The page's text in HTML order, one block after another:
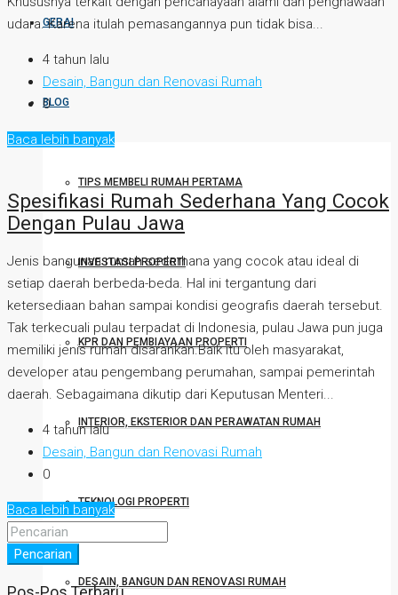
GERAI
BLOG
TIPS MEMBELI RUMAH PERTAMA
INVESTASI PROPERTI
KPR DAN PEMBIAYAAN PROPERTI
INTERIOR, EKSTERIOR DAN PERAWATAN RUMAH
TEKNOLOGI PROPERTI
DESAIN, BANGUN DAN RENOVASI RUMAH
udara. Karena itulah pemasangannya pun tidak bisa...
4 tahun lalu
Desain, Bangun dan Renovasi Rumah
0
Baca lebih banyak
Spesifikasi Rumah Sederhana Yang Cocok
Dengan Pulau Jawa
Jenis bangunan rumah sederhana yang cocok atau ideal di
setiap daerah berbeda-beda. Hal ini tergantung dari
ketersediaan bahan sampai kondisi geografis daerah tersebut.
Tak terkecuali pulau terpadat di Indonesia, pulau Jawa pun juga
memiliki jenis rumah disarankan.Baik itu oleh masyarakat,
developer atau pengembang perumahan, sampai pemerintah
daerah. Sebagaimana dikutip dari Keputusan Menteri...
4 tahun lalu
Desain, Bangun dan Renovasi Rumah
0
Baca lebih banyak
Pencarian